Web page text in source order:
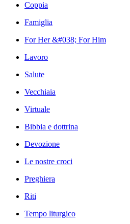
Coppia
Famiglia
For Her &#038; For Him
Lavoro
Salute
Vecchiaia
Virtuale
Bibbia e dottrina
Devozione
Le nostre croci
Preghiera
Riti
Tempo liturgico